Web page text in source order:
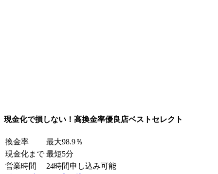
現金化で損しない！高換金率優良店ベストセレクト
換金率
最大98.9％
現金化まで 最短5分
営業時間
24時間申し込み可能